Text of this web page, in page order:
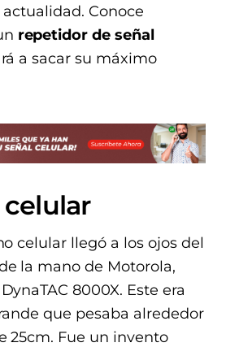
Conoce
repetidor de señal
a sacar su máximo
celular llegó a los ojos del
la mano de Motorola,
8000X. Este era
que pesaba alrededor
25cm. Fue un invento